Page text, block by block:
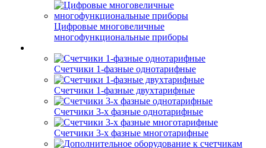
Цифровые многовеличные
многофункциональные приборы
Счетчики 1-фазные однотарифные
Счетчики 1-фазные двухтарифные
Счетчики 3-х фазные однотарифные
Счетчики 3-х фазные многотарифные